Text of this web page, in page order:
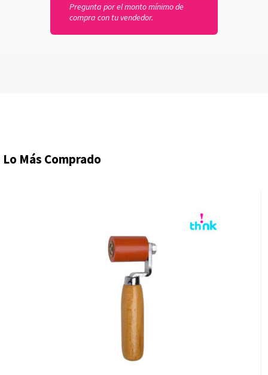
Pregunta por el monto mínimo de
compra con tu vendedor.
Lo Más Comprado